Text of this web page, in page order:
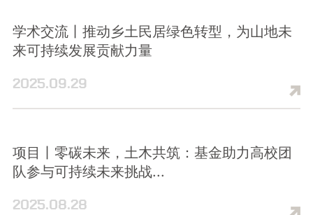
学术交流丨推动乡土民居绿色转型，为山地未
来可持续发展贡献力量
2025.09.29
项目丨零碳未来，土木共筑：基金助力高校团
队参与可持续未来挑战...
2025.08.28